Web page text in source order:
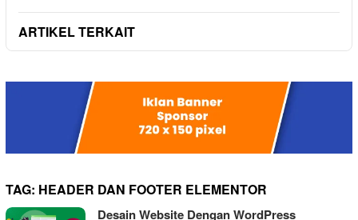
ARTIKEL TERKAIT
TAG: HEADER DAN FOOTER ELEMENTOR
Desain Website Dengan WordPress